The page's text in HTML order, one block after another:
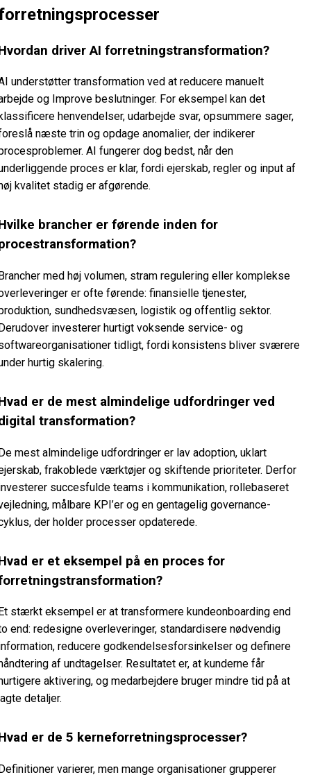
driver AI forretningstransformation?
understøtter transformation ved at reducere manuelt
og Improve beslutninger. For eksempel kan det
henvendelser, udarbejde svar, opsummere sager,
næste trin og opdage anomalier, der indikerer
AI fungerer dog bedst, når den
proces er klar, fordi ejerskab, regler og input af
kvalitet stadig er afgørende.
brancher er førende inden for
med høj volumen, stram regulering eller komplekse
er ofte førende: finansielle tjenester,
sundhedsvæsen, logistik og offentlig sektor.
investerer hurtigt voksende service- og
tidligt, fordi konsistens bliver sværere
hurtig skalering.
er de mest almindelige udfordringer ved
transformation?
mest almindelige udfordringer er lav adoption, uklart
frakoblede værktøjer og skiftende prioriteter. Derfor
succesfulde teams i kommunikation, rollebaseret
målbare KPI’er og en gentagelig governance-
der holder processer opdaterede.
er et eksempel på en proces for
stærkt eksempel er at transformere kundeonboarding end
end: redesigne overleveringer, standardisere nødvendig
reducere godkendelsesforsinkelser og definere
af undtagelser. Resultatet er, at kunderne får
aktivering, og medarbejdere bruger mindre tid på at
detaljer.
er de 5 kerneforretningsprocesser?
varierer, men mange organisationer grupperer